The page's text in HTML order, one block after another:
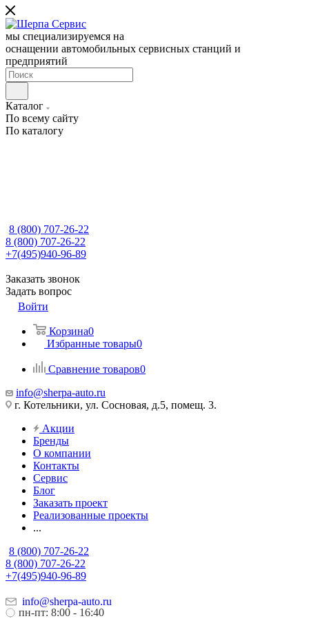
мы специализируемся на
оснащении автомобильных сервисных станций и
предприятий
Каталог
По всему сайту
По каталогу
8 (800) 707-26-22
8 (800) 707-26-22
+7(495)940-96-89
Заказать звонок
Задать вопрос
Войти
Корзина0
Избранные товары0
Сравнение товаров0
info@sherpa-auto.ru
г. Котельники, ул. Сосновая, д.5, помещ. 3.
Акции
Бренды
О компании
Контакты
Сервис
Блог
Заказать проект
Реализованные проекты
...
8 (800) 707-26-22
8 (800) 707-26-22
+7(495)940-96-89
info@sherpa-auto.ru
пн-пт: 8:00 - 16:40